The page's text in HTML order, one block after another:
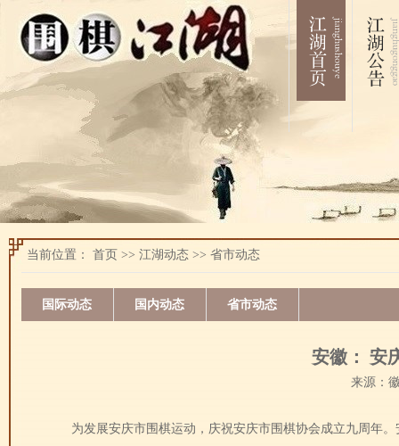
当前位置： 首页 >> 江湖动态>> 省市动态
国际动态 国内动态 省市动态
安徽： 安
来源：
为发展安庆市围棋运动，庆祝安庆市围棋协会成立九周年